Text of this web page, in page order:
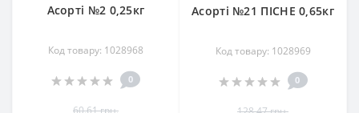
Асорті №2 0,25кг
Код товару: 1028968
0
60.61 грн.
Асорті №21 ПІСНЕ 0,65кг
Код товару: 1028969
0